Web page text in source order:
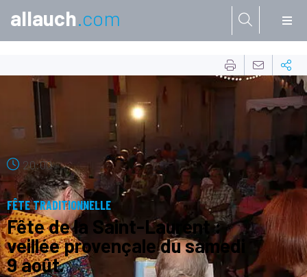
allauch.com
09
AOÛT
20:00
FÊTE TRADITIONNELLE
Fête de la Saint-Laurent :
veillée provençale du samedi
9 août.